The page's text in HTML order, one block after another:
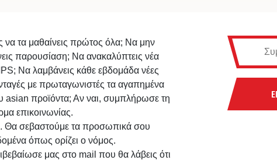
να τα μαθαίνεις πρώτος όλα; Να μην
παρουσίαση; Να ανακαλύπτεις νέα
Να λαμβάνεις κάθε εβδομάδα νέες
με πρωταγωνιστές τα αγαπημένα
asian προϊόντα; Αν ναι, συμπλήρωσε τη
επικοινωνίας.
Θα σεβαστούμε τα προσωπικά σου
όπως ορίζει ο νόμος.
μας στο mail που θα λάβεις ότι